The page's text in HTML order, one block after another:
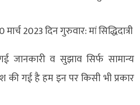
मार्च 2023 दिन गुरुवार: मां सिद्धिदात्री
जानकारी व सुझाव सिर्फ सामान्‍य
गई है हम इन पर किसी भी प्रकार